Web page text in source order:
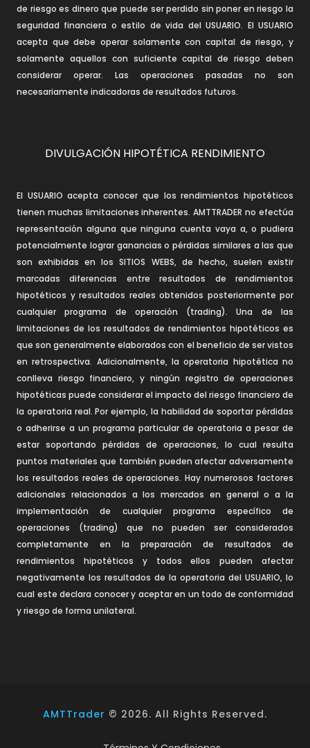
de riesgo es dinero que puede ser perdido sin poner en riesgo la
seguridad financiera o estilo de vida del USUARIO. El USUARIO
acepta que debe operar solamente con capital de riesgo, y
solamente aquellos con suficiente capital de riesgo deben
considerar operar. Las operaciones pasadas no son
necesariamente indicadoras de resultados futuros.
DIVULGACIÓN HIPOTÉTICA RENDIMIENTO
El USUARIO acepta conocer que los rendimientos hipotéticos
tienen muchas limitaciones inherentes. AMTTRADER no efectúa
representación alguna que ninguna cuenta vaya a, o pudiera
potencialmente lograr ganancias o pérdidas similares a las que
son exhibidas en los SITIOS WEBS, de hecho, suelen existir
marcadas diferencias entre resultados de rendimientos
hipotéticos y resultados reales obtenidos posteriormente por
cualquier programa de operación (trading). Una de las
limitaciones de los resultados de rendimientos hipotéticos es
que son generalmente elaborados con el beneficio de ser vistos
en retrospectiva. Adicionalmente, la operatoria hipotética no
conlleva riesgo financiero, y ningún registro de operaciones
hipotéticas puede considerar el impacto del riesgo financiero de
la operatoria real. Por ejemplo, la habilidad de soportar pérdidas
o adherirse a un programa particular de operatoria a pesar de
estar soportando pérdidas de operaciones, lo cual resulta
puntos materiales que también pueden afectar adversamente
los resultados reales de operaciones. Hay numerosos factores
adicionales relacionados a los mercados en general o a la
implementación de cualquier programa específico de
operaciones (trading) que no pueden ser considerados
completamente en la preparación de resultados de
rendimientos hipotéticos y todos ellos pueden afectar
negativamente los resultados de la operatoria del USUARIO, lo
cual este declara conocer y aceptar en un todo de conformidad
y riesgo de forma unilateral.
AMTTrader © 2026. All Rights Reserved.